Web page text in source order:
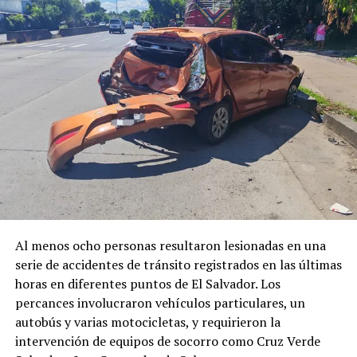
DON'T MISS
Tres personas resultan lesionadas en accidente de
tránsito en Cojutepeque
Al menos ocho personas resultaron lesionadas en una
serie de accidentes de tránsito registrados en las últimas
horas en diferentes puntos de El Salvador. Los
percances involucraron vehículos particulares, un
autobús y varias motocicletas, y requirieron la
intervención de equipos de socorro como Cruz Verde